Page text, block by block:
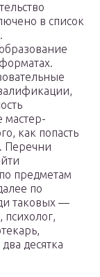
в список
мастер-
как попасть
Перечни
предметам
по
таковых —
психолог,
десятка